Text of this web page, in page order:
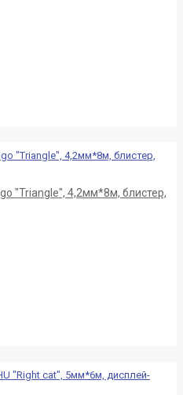
"Triangle", 4,2мм*8м, блистер,